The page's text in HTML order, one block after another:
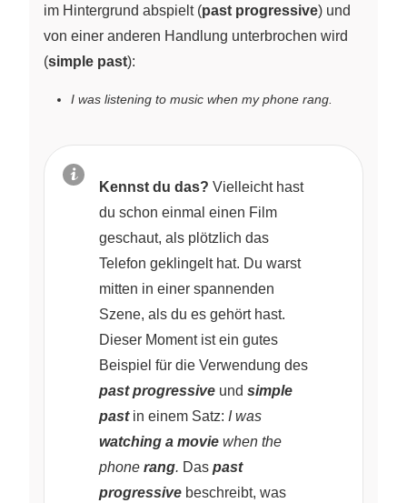
im Hintergrund abspielt (past progressive) und
von einer anderen Handlung unterbrochen wird
(simple past):
I was listening to music when my phone rang.
Kennst du das? Vielleicht hast
du schon einmal einen Film
geschaut, als plötzlich das
Telefon geklingelt hat. Du warst
mitten in einer spannenden
Szene, als du es gehört hast.
Dieser Moment ist ein gutes
Beispiel für die Verwendung des
past progressive und simple
pastin einem Satz: I was
watching a movie when the
phone rang. Das past
progressive beschreibt, was